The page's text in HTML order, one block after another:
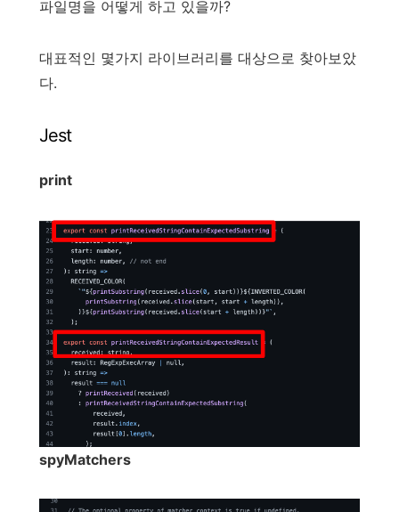
파일명을 어떻게 하고 있을까?
대표적인 몇가지 라이브러리를 대상으로 찾아보았
다.
Jest
print
spyMatchers